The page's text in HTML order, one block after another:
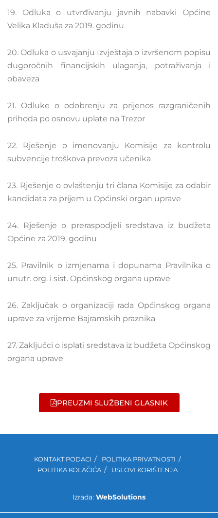
19. Odluka o utvrđivanju javnih nabavki Općine
Velika Kladuša za 2019. godinu
20. Odluka o usvajanju Izvještaja o izvršenom popisu
dugoročnih financijskih ulaganja, potraživanja i
obaveza
21. Odluke o odobrenju za prijenos razgraničenih
prihoda po osnovu uplate na Trezor
22. Rješenje o imenovanju Komisije za kontrolu
subvencije troškova prevoza učenika
23. Rješenje o ovlaštenju tri člana Komisije za odabir
kandidata za prijem u Općinski organ uprave
24. Rješenje o preraspodjeli sredstava iz budžeta
Općine za 2019. godinu
25. Pravilnik o izmjenama i dopunama Pravilnika o
unutr. org. i sist. Općinskog organa uprave
26. Zaključak o organizaciji rada Općinskog organa
uprave za vrijeme Bajramskih praznika
27. Zaključci o isplati sredstava iz budžeta Općinskog
organa uprave
PREUZMI SLUŽBENI GLASNIK
KONTAKT PODACI
POLITIKA PRIVATNOSTI
POLITIKA KOLAČIĆA
USLOVI KORIŠTENJA
Izrada: WebSolutions